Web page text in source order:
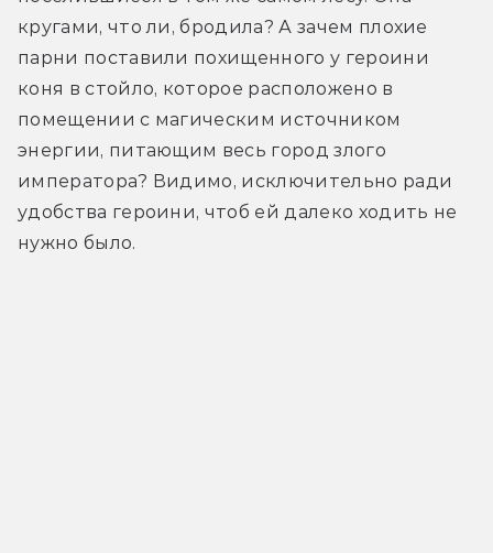
кругами, что ли, бродила? А зачем плохие
парни поставили похищенного у героини
коня в стойло, которое расположено в
помещении с магическим источником
энергии, питающим весь город злого
императора? Видимо, исключительно ради
удобства героини, чтоб ей далеко ходить не
нужно было.